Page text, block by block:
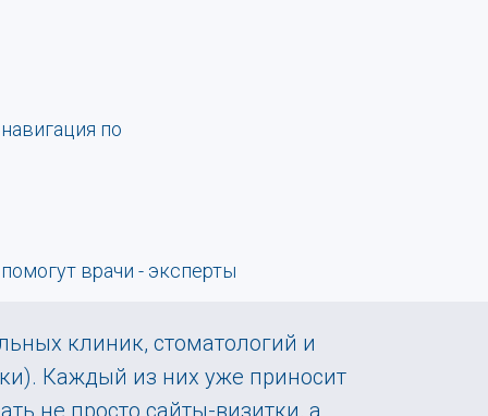
по
врачи - эксперты
клиник, стоматологий и
Каждый из них уже приносит
не просто сайты-визитки, а